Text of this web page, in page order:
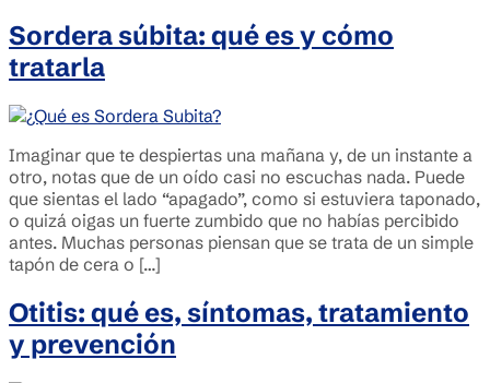
Sordera súbita: qué es y cómo
tratarla
Imaginar que te despiertas una mañana y, de un instante a
otro, notas que de un oído casi no escuchas nada. Puede
que sientas el lado “apagado”, como si estuviera taponado,
o quizá oigas un fuerte zumbido que no habías percibido
antes. Muchas personas piensan que se trata de un simple
tapón de cera o […]
Otitis: qué es, síntomas, tratamiento
y prevención